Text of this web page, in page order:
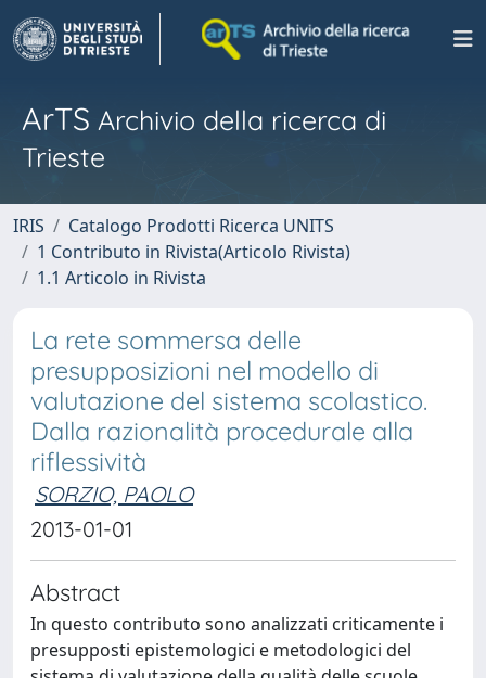
ArTS Archivio della ricerca di
Trieste
IRIS
Catalogo Prodotti Ricerca UNITS
1 Contributo in Rivista(Articolo Rivista)
1.1 Articolo in Rivista
La rete sommersa delle
presupposizioni nel modello di
valutazione del sistema scolastico.
Dalla razionalità procedurale alla
riflessività
SORZIO, PAOLO
2013-01-01
Abstract
In questo contributo sono analizzati criticamente i
presupposti epistemologici e metodologici del